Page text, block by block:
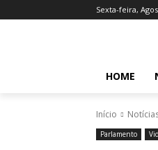
Sexta-feira,
HOME
Início
Parlamento